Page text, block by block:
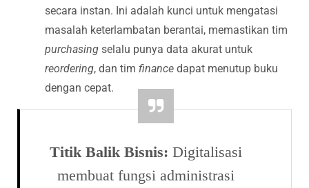
secara instan. Ini adalah kunci untuk mengatasi
masalah keterlambatan berantai, memastikan tim
purchasing selalu punya data akurat untuk
reordering, dan tim finance dapat menutup buku
dengan cepat.
Titik Balik Bisnis: Digitalisasi
membuat fungsi administrasi